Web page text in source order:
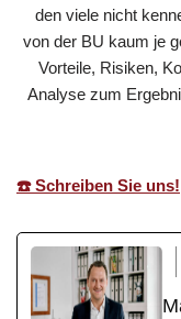
den viele nicht
von der BU kaum je
Vorteile, Risiken,
Analyse zum
☎️ Schreiben Sie uns!